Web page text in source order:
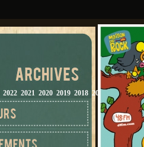
2022 2021 2020 2019 2018 2017 2016 2015